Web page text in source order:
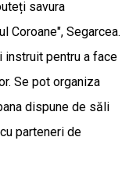
savura
Coroane", Segarcea.
pentru a face
Se pot organiza
dispune de săli
parteneri de